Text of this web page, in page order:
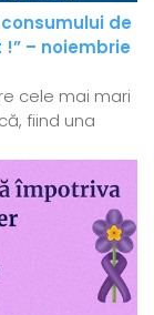
de
– noiembrie
cele mai mari
fiind una